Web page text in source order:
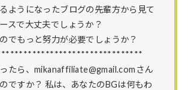
ようになったブログの先輩方から見て
スで大丈夫でしょうか？
でもっと努力が必要でしょうか？
たら、mikanaffiliate@gmail.comさん
ですか？ 私は、あなたのBGは何もわ